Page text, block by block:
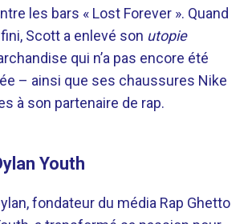
les bars « Lost Forever ». Quand
Scott a enlevé son utopie
qui n’a pas encore été
– ainsi que ses chaussures Nike
à son partenaire de rap.
Youth
fondateur du média Rap Ghetto